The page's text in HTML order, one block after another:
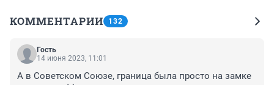
КОММЕНТАРИИ 132
Гость
14 июня 2023, 11:01
А в Советском Союзе, граница была просто на замке